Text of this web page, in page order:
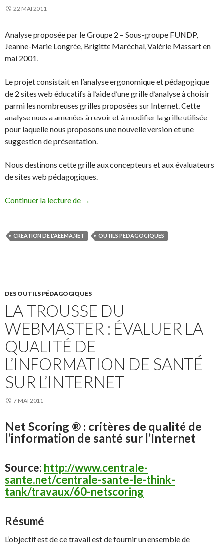
22 MAI 2011
Analyse proposée par le Groupe 2 – Sous-groupe FUNDP,
Jeanne-Marie Longrée, Brigitte Maréchal, Valérie Massart en
mai 2001.
Le projet consistait en l’analyse ergonomique et pédagogique
de 2 sites web éducatifs à l’aide d’une grille d’analyse à choisir
parmi les nombreuses grilles proposées sur Internet. Cette
analyse nous a amenées à revoir et à modifier la grille utilisée
pour laquelle nous proposons une nouvelle version et une
suggestion de présentation.
Nous destinons cette grille aux concepteurs et aux évaluateurs
de sites web pédagogiques.
Continuer la lecture de Critères de qualité d’un site Web
→
CRÉATION DE L'AEEMA.NET OUTILS PÉDAGOGIQUES
DES OUTILS PÉDAGOGIQUES
LA TROUSSE DU
WEBMASTER : ÉVALUER LA
QUALITÉ DE
L’INFORMATION DE SANTÉ
SUR L’INTERNET
7 MAI 2011
Net Scoring ® : critères de qualité de
l’information de santé sur l’Internet
Source: http://www.centrale-
sante.net/centrale-sante-le-think-
tank/travaux/60-netscoring
Résumé
L’objectif est de ce travail est de fournir un ensemble de